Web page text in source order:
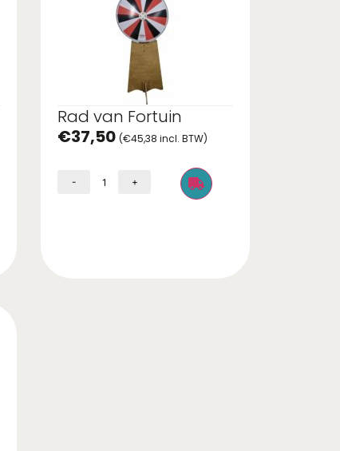
Rad van Fortuin
€37,50 (€45,38 incl. BTW)
- +